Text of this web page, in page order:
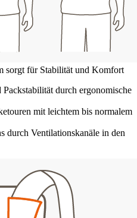
sorgt für Stabilität und Komfort
durch ergonomische
mit leichtem bis normalem
durch Ventilationskanäle in den